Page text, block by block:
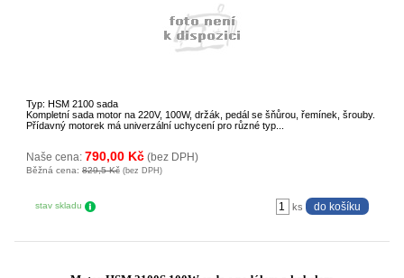
Typ: HSM 2100 sada
Kompletní sada motor na 220V, 100W, držák, pedál se šňůrou, řemínek, šrouby.
Přídavný motorek má univerzální uchycení pro různé typ...
Naše cena: 790,00 Kč (bez DPH)
Běžná cena: 829,5 Kč (bez DPH)
stav skladu ks